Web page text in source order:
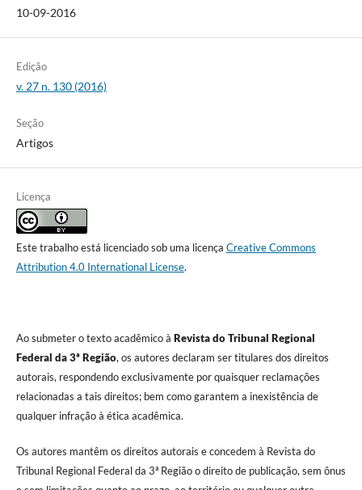
10-09-2016
Edição
v. 27 n. 130 (2016)
Seção
Artigos
Licença
Este trabalho está licenciado sob uma licença Creative Commons
Attribution 4.0 International License.
Ao submeter o texto acadêmico à Revista do Tribunal Regional
Federal da 3ª Região, os autores declaram ser titulares dos direitos
autorais, respondendo exclusivamente por quaisquer reclamações
relacionadas a tais direitos; bem como garantem a inexistência de
qualquer infração à ética acadêmica.
Os autores mantêm os direitos autorais e concedem à Revista do
Tribunal Regional Federal da 3ª Região o direito de publicação, sem ônus